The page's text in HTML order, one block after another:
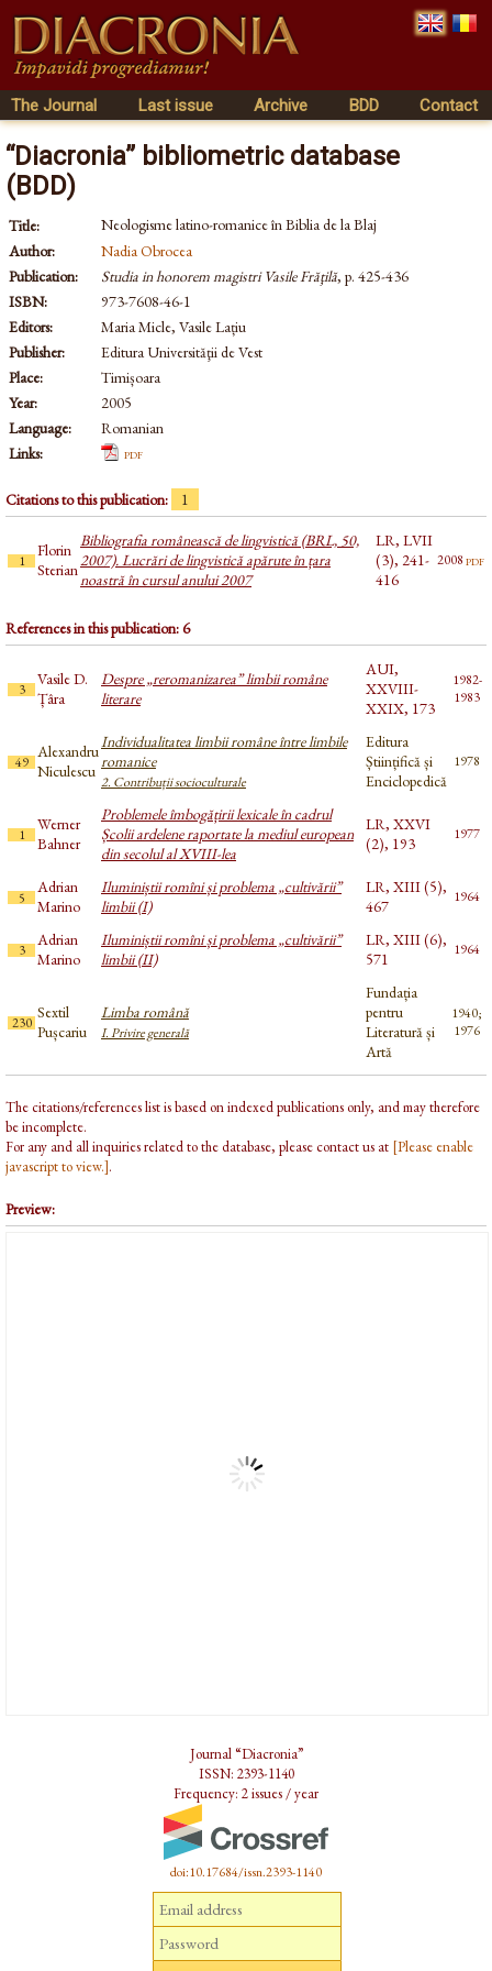
The Journal Last issue Archive BDD Contact
“Diacronia” bibliometric database
(BDD)
Title:
Neologisme latino-romanice în Biblia de la Blaj
Author:
Nadia Obrocea
Publication:
Studia in honorem magistri Vasile Frăţilă, p. 425-436
ISBN:
973-7608-46-1
Editors:
Maria Micle, Vasile Lațiu
Publisher:
Editura Universităţii de Vest
Place:
Timișoara
Year:
2005
Language:
Romanian
Links:
pdf
Citations to this publication: 1
1
Florin
Sterian
Bibliografia românească de lingvistică (BRL, 50,
2007). Lucrări de lingvistică apărute în țara
noastră în cursul anului 2007
LR, LVII
(3), 241-
416
2008pdf
References in this publication: 6
3
Vasile D.
Țâra
Despre „reromanizarea” limbii române
literare
AUI,
XXVIII-
XXIX, 173
1982-
1983
49
Alexandru
Niculescu
Individualitatea limbii române între limbile
romanice
2. Contribuții socioculturale
Editura
Științifică și
Enciclopedică
1978
1
Werner
Bahner
Problemele îmbogățirii lexicale în cadrul
Școlii ardelene raportate la mediul european
din secolul al XVIII-lea
LR, XXVI
(2), 193
1977
5
Adrian
Marino
Iluminiștii romîni și problema „cultivării”
limbii (I)
LR, XIII (5),
467
1964
3
Adrian
Marino
Iluminiștii romîni și problema „cultivării”
limbii (II)
LR, XIII (6),
571
1964
230
Sextil
Pușcariu
Limba română
I. Privire generală
Fundația
pentru
Literatură și
Artă
1940;
1976
The citations/references list is based on indexed publications only, and may therefore
be incomplete.
For any and all inquiries related to the database, please contact us at [Please enable
javascript to view.].
Preview:
Journal “Diacronia”
ISSN: 2393-1140
Frequency: 2 issues / year
doi:10.17684/issn.2393-1140